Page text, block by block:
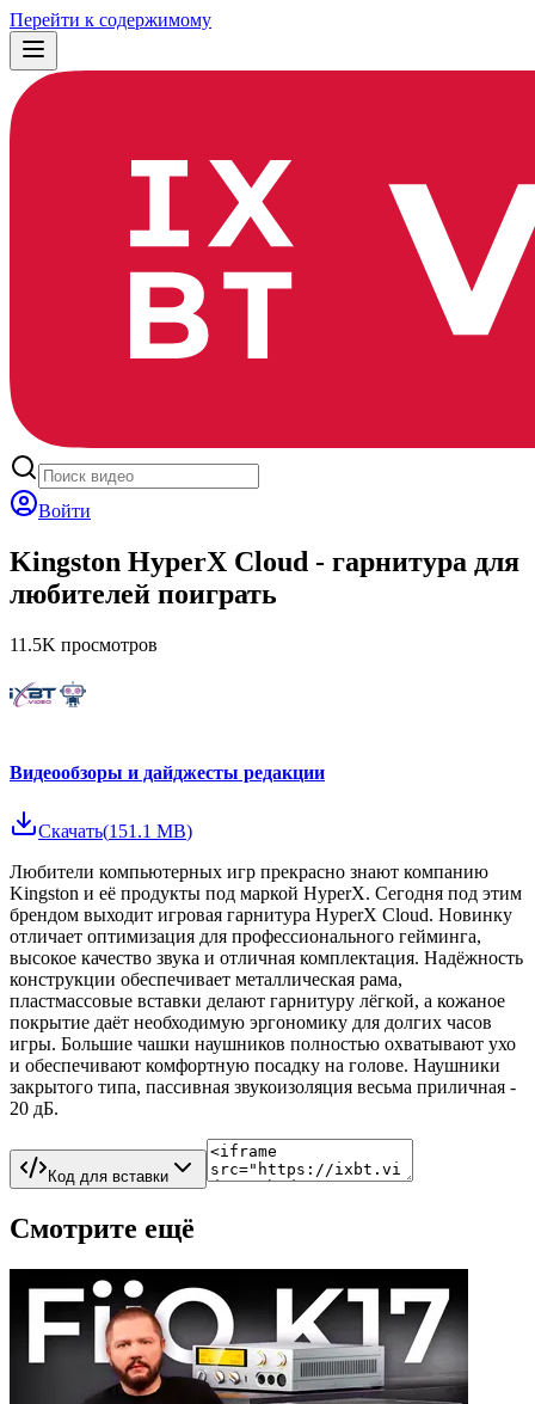
Перейти к содержимому
Войти
Kingston HyperX Cloud - гарнитура для
любителей поиграть
11.5K просмотров
Видеообзоры и дайджесты редакции
Скачать(151.1 MB)
Любители компьютерных игр прекрасно знают компанию
Kingston и её продукты под маркой HyperX. Сегодня под этим
брендом выходит игровая гарнитура HyperX Cloud. Новинку
отличает оптимизация для профессионального гейминга,
высокое качество звука и отличная комплектация. Надёжность
конструкции обеспечивает металлическая рама,
пластмассовые вставки делают гарнитуру лёгкой, а кожаное
покрытие даёт необходимую эргономику для долгих часов
игры. Большие чашки наушников полностью охватывают ухо
и обеспечивают комфортную посадку на голове. Наушники
закрытого типа, пассивная звукоизоляция весьма приличная -
20 дБ.
Код для вставки
Смотрите ещё